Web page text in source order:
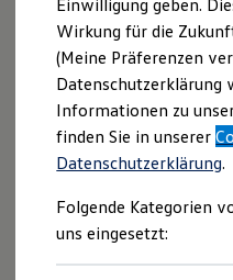
Schnell verfügbare
Angebote und Produkte
Aktuelle Angebote
E-Auto-Förderung
Volkswagen
Die ENERGY
Junge
Volkswagen
Reifenpakete
Leasing
Leasing-
Co. KG |
&
Hier finden Sie
(Tiemeyer
als
Inhalten und
Einwilligung geben.
Wirkung für die
(Meine Präferenzen
Datenschutzerklärung
Informationen zu
finden Sie in unserer
Datenschutzerklärung.
Folgende Kategorien
uns eingesetzt: